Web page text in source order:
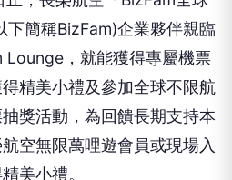
下簡稱BizFam)企業夥伴親臨
Lounge，就能獲得專屬機票
精美小禮及參加全球不限航
獎活動，為回饋長期支持本
空無限萬哩遊會員或現場入
美小禮。